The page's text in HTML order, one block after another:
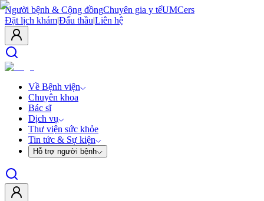
Người bệnh & Cộng đồngChuyên gia y tếUMCers
Đặt lịch khám|Đấu thầu|Liên hệ
Về Bệnh viện
Chuyên khoa
Bác sĩ
Dịch vụ
Thư viện sức khỏe
Tin tức & Sự kiện
Hỗ trợ người bệnh